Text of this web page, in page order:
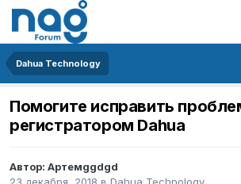
Dahua Technology
Помогите исправить
регистратором Dahua
Автор: Артемggdgd